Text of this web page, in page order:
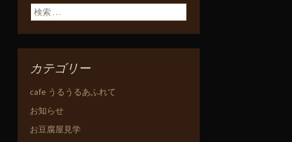
検索:
カテゴリー
cafe うるうるあふれて
お知らせ
お豆腐屋見学